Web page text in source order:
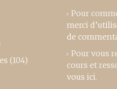
(104)
Pour
merci
de
Pour vous
cours et
vous ici.